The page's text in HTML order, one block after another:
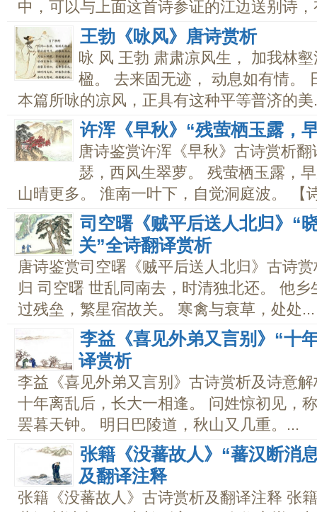
中，可以与上面这首诗参证的江边送别诗，
王勃《咏风》唐诗赏析
咏 风 王勃 肃肃凉风生， 加我林
楹。 去来固无迹， 动息如有情。
本篇所咏的凉风，正具有这种平等普济的美
许浑《早秋》“残萤栖玉露，
唐诗鉴赏许浑《早秋》古诗赏析
瑟，西风生翠萝。 残萤栖玉露，
山晴更多。 淮南一叶下，自觉洞庭波。 【
司空曙《贼平后送人北归》“
关”全诗翻译赏析
唐诗鉴赏司空曙《贼平后送人北归》古诗
归 司空曙 世乱同南去，时清独北还。 他
过残垒，繁星宿故关。 寒禽与衰草，处处...
李益《喜见外弟又言别》“十
译赏析
李益《喜见外弟又言别》古诗赏析及诗意
十年离乱后，长大一相逢。 问姓惊初见，
罢暮天钟。 明日巴陵道，秋山又几重。...
张籍《没蕃故人》“蕃汉断消
及翻译注释
张籍《没蕃故人》古诗赏析及翻译注释 张